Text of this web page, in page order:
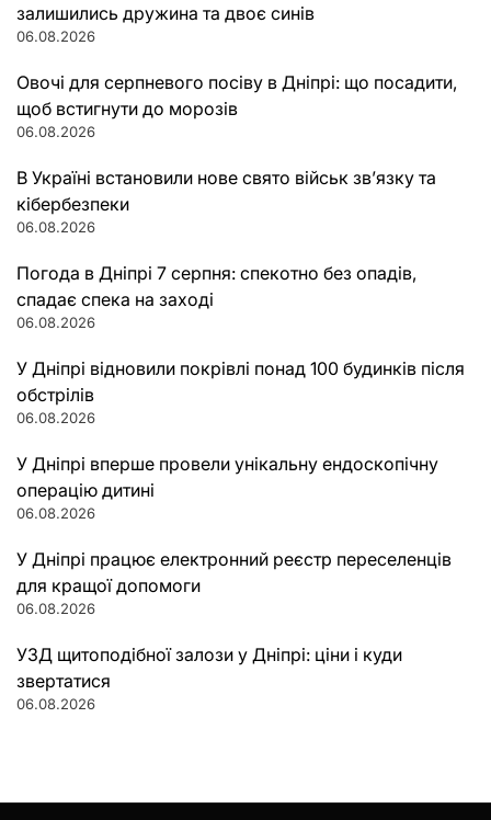
залишились дружина та двоє синів
06.08.2026
Овочі для серпневого посіву в Дніпрі: що посадити,
щоб встигнути до морозів
06.08.2026
В Україні встановили нове свято військ зв’язку та
кібербезпеки
06.08.2026
Погода в Дніпрі 7 серпня: спекотно без опадів,
спадає спека на заході
06.08.2026
У Дніпрі відновили покрівлі понад 100 будинків після
обстрілів
06.08.2026
У Дніпрі вперше провели унікальну ендоскопічну
операцію дитині
06.08.2026
У Дніпрі працює електронний реєстр переселенців
для кращої допомоги
06.08.2026
УЗД щитоподібної залози у Дніпрі: ціни і куди
звертатися
06.08.2026